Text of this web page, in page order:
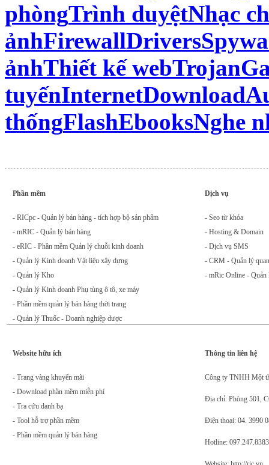
phòngTrình duyệtNhạc
ảnhFirewallDrivers
ảnhThiết kế webTrojan
tuyếnInternetDownload
thốngFlashEbooksNghe
Phần mềm
- RICpc - Quản lý bán hàng - tích hợp bộ sản phẩm
- mRIC - Quản lý bán hàng
- eRIC - Phần mềm Quản lý chuỗi kinh doanh
- Quản lý Kinh doanh Vật liệu xây dựng
- Quản lý Kho
- Quản lý Kinh doanh Phụ tùng ô tô, xe máy
- Phần mềm quản lý bán hàng thời trang
- Quản lý Thuốc - Doanh nghiệp dược
Dịch vụ
- Seo từ khóa
- Hosting & Domain
- Dịch vụ SMS
- CRM - Quản lý
- mRic Online - Quản
Website hữu ích
- Trang vàng khuyến mãi
- Download phần mềm miễn phí
- Tra cứu danh bạ
- Tool hỗ trợ phần mềm
- Phần mềm quản lý bán hàng
Thông tin liên hệ
Công ty TNHH Một
Địa chỉ: Phòng 501,
Điện thoại: 04. 3990
Hotline: